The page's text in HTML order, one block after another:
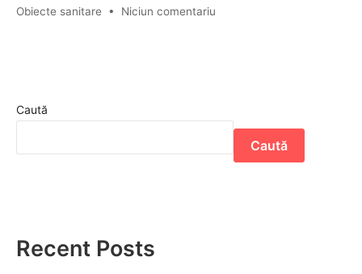
Obiecte sanitare • Niciun comentariu
Caută
Caută
Recent Posts